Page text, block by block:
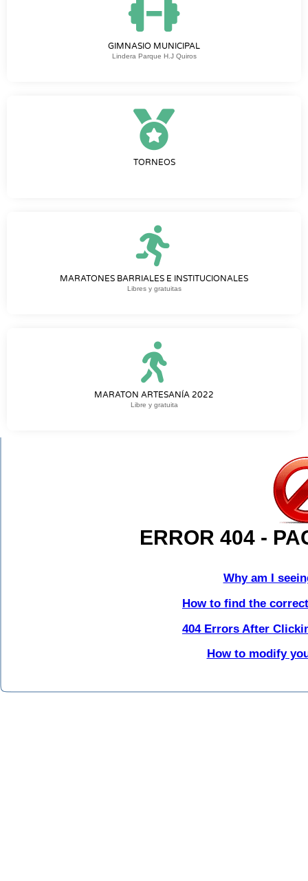
GIMNASIO MUNICIPAL
Lindera Parque H.J Quiros
TORNEOS
MARATONES BARRIALES E INSTITUCIONALES
Libres y gratuitas
MARATON ARTESANÍA 2022
Libre y gratuita